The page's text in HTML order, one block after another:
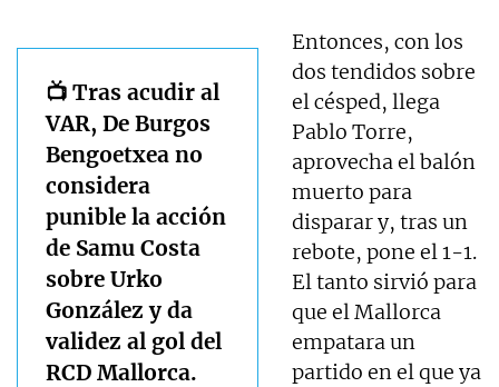
📺 Tras acudir al
VAR, De Burgos
Bengoetxea no
considera
punible la acción
de Samu Costa
sobre Urko
González y da
validez al gol del
RCD Mallorca.
Entonces, con los
dos tendidos sobre
el césped, llega
Pablo Torre,
aprovecha el balón
muerto para
disparar y, tras un
rebote, pone el 1-1.
El tanto sirvió para
que el Mallorca
empatara un
partido en el que ya